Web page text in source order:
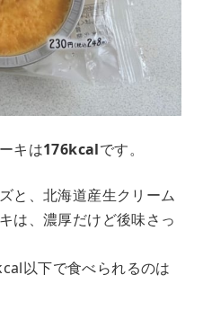
キは176kcalです。
と、北海道産生クリーム
は、濃厚だけど後味さっ
以下で食べられるのは